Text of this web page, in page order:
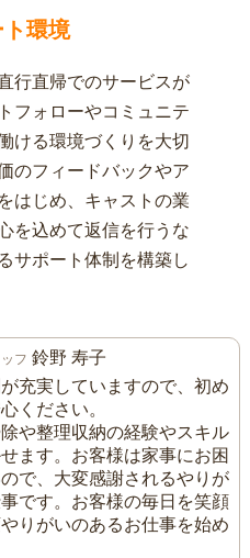
環境
行直帰でのサービスが
フォローやコミュニテ
ける環境づくりを大切
のフィードバックやア
はじめ、キャストの業
を込めて返信を行うな
サポート体制を構築し
フ 鈴野 寿子
充実していますので、初め
ください。
や整理収納の経験やスキル
ます。お客様は家事にお困
で、大変感謝されるやりが
です。お客様の毎日を笑顔
りがいのあるお仕事を始め